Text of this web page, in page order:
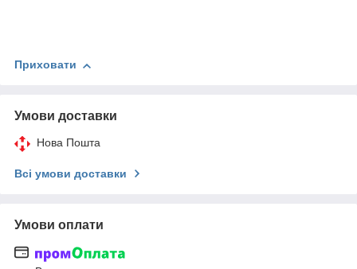
Приховати
Умови доставки
Нова Пошта
Всі умови доставки
Умови оплати